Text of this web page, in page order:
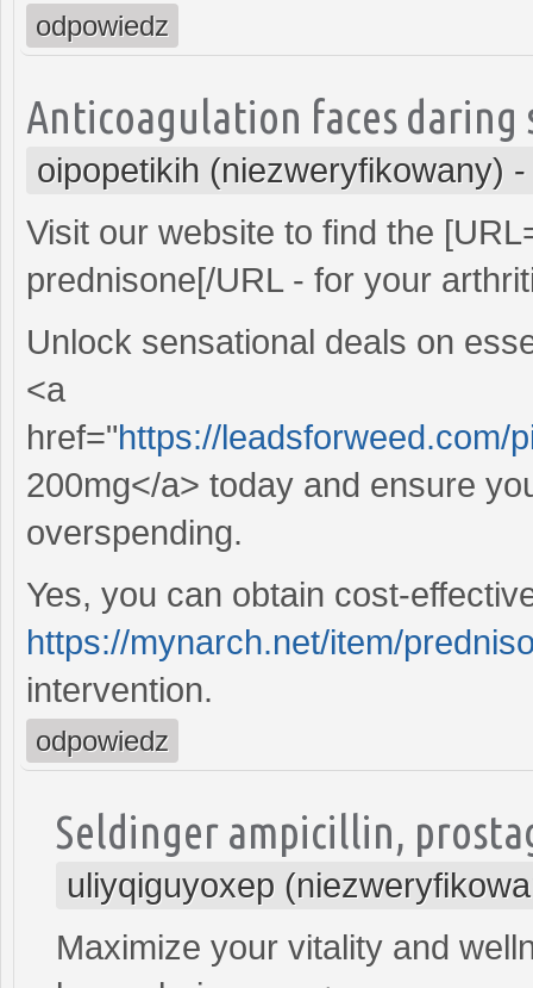
odpowiedz
Anticoagulation faces
oipopetikih (niezweryfikowany)
Visit our website to find the
prednisone[/URL - for your
Unlock sensational deals on
<a
href="https://leadsforweed.com/
200mg</a> today and ensure
overspending.
Yes, you can obtain cost-
https://mynarch.net/item/
intervention.
odpowiedz
Seldinger ampicillin,
uliyqiguyoxep
Maximize your vitality and